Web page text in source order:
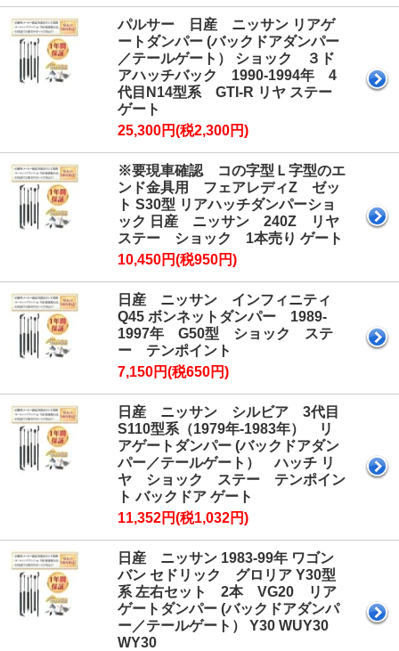
パルサー 日産 ニッサン リアゲ
ートダンパー (バックドアダンパー
／テールゲート） ショック ３ド
アハッチバック 1990-1994年 4
代目N14型系 GTI-R リヤ ステー
ゲート
25,300円(税2,300円)
※要現車確認 コの字型Ｌ字型のエ
ンド金具用 フェアレディZ ゼッ
ト S30型 リアハッチダンパーショ
ック 日産 ニッサン 240Z リヤ
ステー ショック 1本売り ゲート
10,450円(税950円)
日産 ニッサン インフィニティ
Q45 ボンネットダンパー 1989-
1997年 G50型 ショック ステ
ー テンポイント
7,150円(税650円)
日産 ニッサン シルビア 3代目
S110型系（1979年-1983年） リ
アゲートダンパー (バックドアダン
パー／テールゲート） ハッチ リ
ヤ ショック ステー テンポイン
ト バックドア ゲート
11,352円(税1,032円)
日産 ニッサン 1983-99年 ワゴン
バン セドリック グロリア Y30型
系 左右セット 2本 VG20 リア
ゲートダンパー (バックドアダンパ
ー／テールゲート） Y30 WUY30
WY30